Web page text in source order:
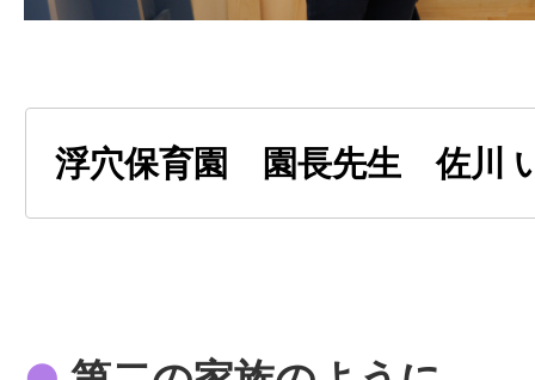
声を取り入れながら、より良い職場へ
●家族のために休める喜び
浮穴保育園 園長先生 佐川